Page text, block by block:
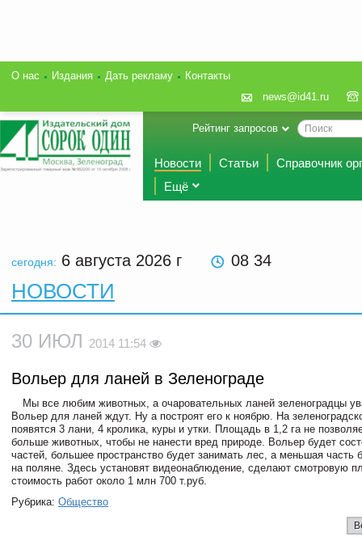
О нас Издания Дать рекламу
Контакты
news@id41.ru
Рейтинг запросов
Новости Статьи
Справочник
Ещё
сегодня: 6 августа 2026 г 08 34
НОВОСТИ
30 ИЮЛ 2014 11:54
Вольер для ланей в Зеленограде
Мы все любим животных, а очаровательных ланей зеленоградцы
Вольер для ланей ждут. Ну а построят его к ноябрю. На
появятся 3 лани, 4 кролика, куры и утки. Площадь в 1,2 га не
больше животных, чтобы не нанести вред природе. Вольер будет
частей, большее пространство будет занимать лес, а меньшая часть
на поляне. Здесь установят видеонаблюдение, сделают смотровую
стоимость работ около 1 млн 700 т.руб.
Рубрика: Общество